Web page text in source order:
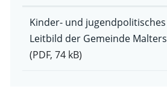
Kinder- und jugendpolitisches
Leitbild der Gemeinde Malters
(PDF, 74 kB)